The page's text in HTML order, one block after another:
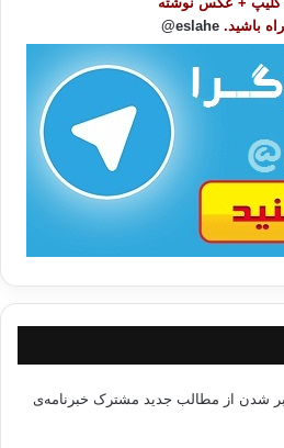
یونانی) را با آن فیلسوفان مسلمانی که
سینا و فارابی و غیر ایشان، آرایی کفر
هیچیک از فیلسوفان مسلمان، در نقل فلسفه
نكرده اند.»(غزالی. المنقذ من الضلال،
نصر او را مامور شكستن پاي چوبين
آراء فارابی را کفرآمیز می داند، بلکه ابن
نیز در« مقدمه» مشهورش ، در گفتاری تحت
کسانی که در آن ممارست می کنند»، فلسفه
را به دین می رساند»(عبدالرحمن خلدون.
گنابادی، جلد دوم، تهران، بنگاه ترجمه و
:« آنان خود را از خردمندان گمان کرده
باشید. eslahe@
شدن از مطالب جدید مشترک خبرنامه‌ی